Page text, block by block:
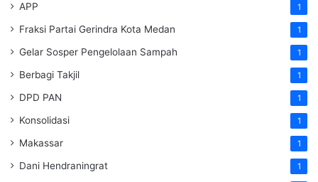
APP 1
Fraksi Partai Gerindra Kota Medan 1
Gelar Sosper Pengelolaan Sampah 1
Berbagi Takjil 1
DPD PAN 1
Konsolidasi 1
Makassar 1
Dani Hendraningrat 1